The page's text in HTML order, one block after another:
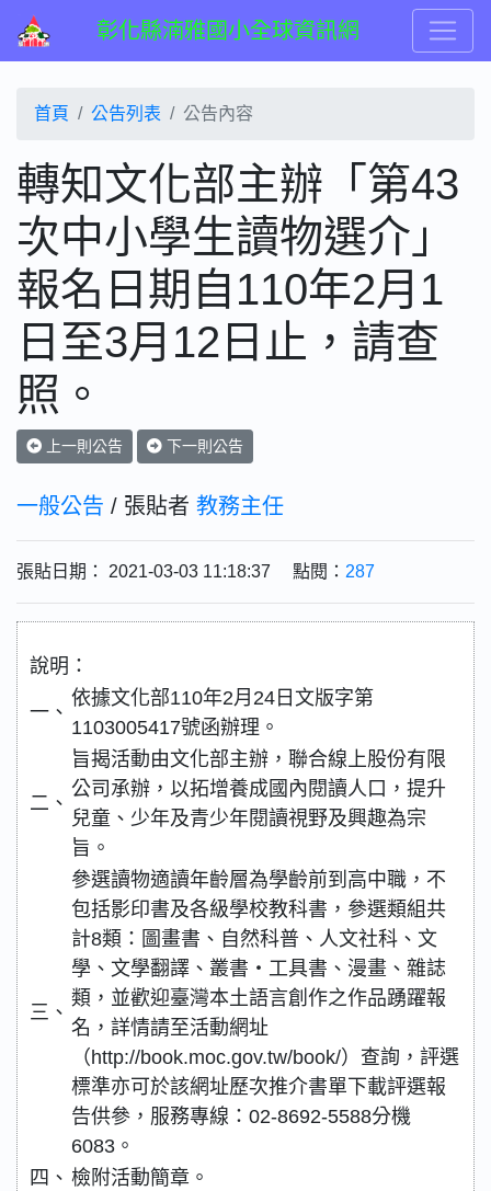
彰化縣湳雅國小全球資訊網
首頁 公告列表 公告內容
轉知文化部主辦「第43
次中小學生讀物選介」
報名日期自110年2月1
日至3月12日止，請查
照。
上一則公告 下一則公告
一般公告 / 張貼者 教務主任
張貼日期： 2021-03-03 11:18:37 點閱： 287
說明：
一、
依據文化部110年2月24日文版字第
1103005417號函辦理。
二、
旨揭活動由文化部主辦，聯合線上股份有限
公司承辦，以拓增養成國內閱讀人口，提升
兒童、少年及青少年閱讀視野及興趣為宗
旨。
三、
參選讀物適讀年齡層為學齡前到高中職，不
包括影印書及各級學校教科書，參選類組共
計8類：圖畫書、自然科普、人文社科、文
學、文學翻譯、叢書‧工具書、漫畫、雜誌
類，並歡迎臺灣本土語言創作之作品踴躍報
名，詳情請至活動網址
（http://book.moc.gov.tw/book/）查詢，評選
標準亦可於該網址歷次推介書單下載評選報
告供參，服務專線：02-8692-5588分機
6083。
四、 檢附活動簡章。